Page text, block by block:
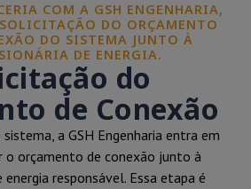
COM A GSH ENGENHARIA,
DO ORÇAMENTO
DO SISTEMA JUNTO À
DE ENERGIA.
do
de Conexão
a GSH Engenharia entra em
o orçamento de conexão junto à
energia responsável. Essa etapa é